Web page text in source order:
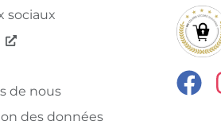
sociaux
de nous
des données